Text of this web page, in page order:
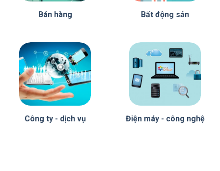
Bán hàng Bất động sản
Công ty - dịch vụ Điện máy - công nghệ